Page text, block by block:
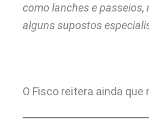
como lanches e
alguns supostos
O Fisco reitera ainda